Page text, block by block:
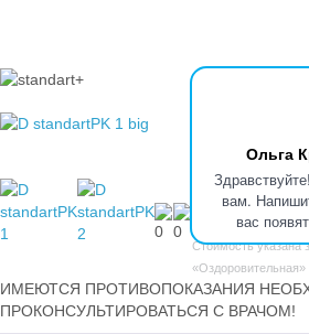
Ольга
вам.
вас
Стоимость указана
ИМЕЮТСЯ ПРОТИВОПОКАЗАНИЯ
ПРОКОНСУЛЬТИРОВАТЬСЯ С ВРАЧОМ!